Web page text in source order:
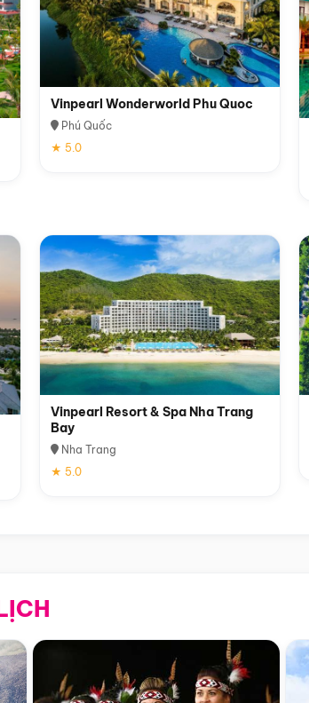
Vinpearl Wonderworld Phu Quoc
Phú Quốc
★ 5.0
Vinpearl Resort & Spa Nha Trang
Bay
Nha Trang
★ 5.0